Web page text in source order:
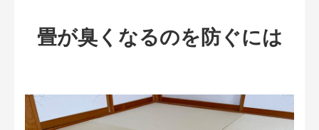
畳が臭くなるのを防ぐには